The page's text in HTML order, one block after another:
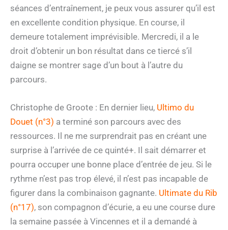
séances d’entraînement, je peux vous assurer qu’il est
en excellente condition physique. En course, il
demeure totalement imprévisible. Mercredi, il a le
droit d’obtenir un bon résultat dans ce tiercé s’il
daigne se montrer sage d’un bout à l’autre du
parcours.
Christophe de Groote : En dernier lieu, Ultimo du
Douet (n°3) a terminé son parcours avec des
ressources. Il ne me surprendrait pas en créant une
surprise à l’arrivée de ce quinté+. Il sait démarrer et
pourra occuper une bonne place d’entrée de jeu. Si le
rythme n’est pas trop élevé, il n’est pas incapable de
figurer dans la combinaison gagnante. Ultimate du Rib
(n°17), son compagnon d’écurie, a eu une course dure
la semaine passée à Vincennes et il a demandé à